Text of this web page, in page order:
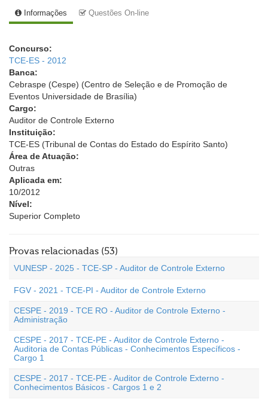
Informações Questões On-line
Concurso:
TCE-ES - 2012
Banca:
Cebraspe (Cespe) (Centro de Seleção e de Promoção de
Eventos Universidade de Brasília)
Cargo:
Auditor de Controle Externo
Instituição:
TCE-ES (Tribunal de Contas do Estado do Espírito Santo)
Área de Atuação:
Outras
Aplicada em:
10/2012
Nível:
Superior Completo
Provas relacionadas (53)
VUNESP - 2025 - TCE-SP - Auditor de Controle Externo
FGV - 2021 - TCE-PI - Auditor de Controle Externo
CESPE - 2019 - TCE RO - Auditor de Controle Externo -
Administração
CESPE - 2017 - TCE-PE - Auditor de Controle Externo -
Auditoria de Contas Públicas - Conhecimentos Específicos -
Cargo 1
CESPE - 2017 - TCE-PE - Auditor de Controle Externo -
Conhecimentos Básicos - Cargos 1 e 2